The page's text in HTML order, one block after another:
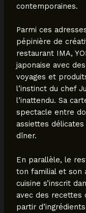
contemporaines.
Parmi ces
pépinière de
restaurant IMA,
japonaise avec
voyages et
l’instinct du chef
l’inattendu. Sa
spectacle entre
assiettes
dîner.
En parallèle, le
ton familial et son
cuisine s’inscrit
avec des recettes
partir